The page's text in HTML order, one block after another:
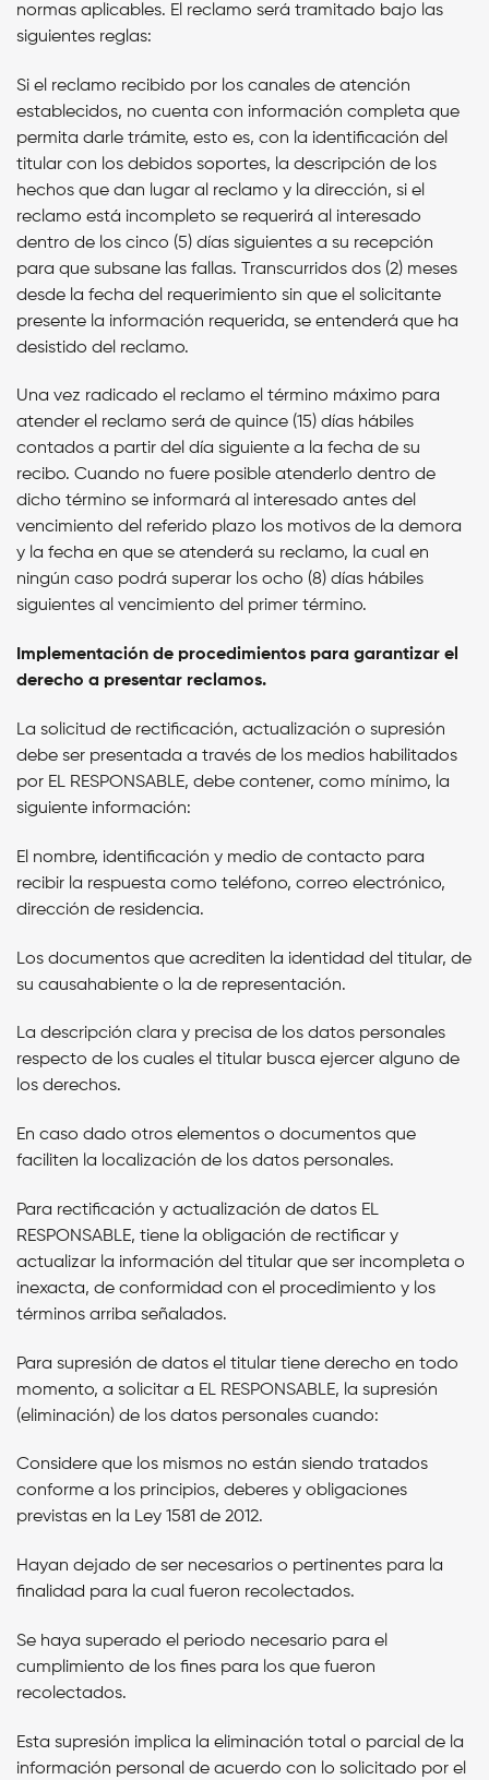
normas aplicables. El reclamo será tramitado bajo las
siguientes reglas:
Si el reclamo recibido por los canales de atención
establecidos, no cuenta con información completa que
permita darle trámite, esto es, con la identificación del
titular con los debidos soportes, la descripción de los
hechos que dan lugar al reclamo y la dirección, si el
reclamo está incompleto se requerirá al interesado
dentro de los cinco (5) días siguientes a su recepción
para que subsane las fallas. Transcurridos dos (2) meses
desde la fecha del requerimiento sin que el solicitante
presente la información requerida, se entenderá que ha
desistido del reclamo.
Una vez radicado el reclamo el término máximo para
atender el reclamo será de quince (15) días hábiles
contados a partir del día siguiente a la fecha de su
recibo. Cuando no fuere posible atenderlo dentro de
dicho término se informará al interesado antes del
vencimiento del referido plazo los motivos de la demora
y la fecha en que se atenderá su reclamo, la cual en
ningún caso podrá superar los ocho (8) días hábiles
siguientes al vencimiento del primer término.
Implementación de procedimientos para garantizar el
derecho a presentar reclamos.
La solicitud de rectificación, actualización o supresión
debe ser presentada a través de los medios habilitados
por EL RESPONSABLE, debe contener, como mínimo, la
siguiente información:
El nombre, identificación y medio de contacto para
recibir la respuesta como teléfono, correo electrónico,
dirección de residencia.
Los documentos que acrediten la identidad del titular, de
su causahabiente o la de representación.
La descripción clara y precisa de los datos personales
respecto de los cuales el titular busca ejercer alguno de
los derechos.
En caso dado otros elementos o documentos que
faciliten la localización de los datos personales.
Para rectificación y actualización de datos EL
RESPONSABLE, tiene la obligación de rectificar y
actualizar la información del titular que ser incompleta o
inexacta, de conformidad con el procedimiento y los
términos arriba señalados.
Para supresión de datos el titular tiene derecho en todo
momento, a solicitar a EL RESPONSABLE, la supresión
(eliminación) de los datos personales cuando:
Considere que los mismos no están siendo tratados
conforme a los principios, deberes y obligaciones
previstas en la Ley 1581 de 2012.
Hayan dejado de ser necesarios o pertinentes para la
finalidad para la cual fueron recolectados.
Se haya superado el periodo necesario para el
cumplimiento de los fines para los que fueron
recolectados.
Esta supresión implica la eliminación total o parcial de la
información personal de acuerdo con lo solicitado por el